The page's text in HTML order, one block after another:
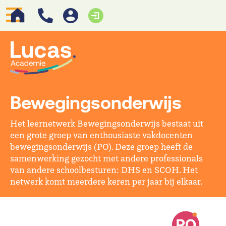
Bewegingsonderwijs
Het leernetwerk Bewegingsonderwijs bestaat uit
een grote groep van enthousiaste vakdocenten
bewegingsonderwijs (PO). Deze groep heeft de
samenwerking gezocht met andere professionals
van andere schoolbesturen: DHS en SCOH. Het
netwerk komt meerdere keren per jaar bij elkaar.